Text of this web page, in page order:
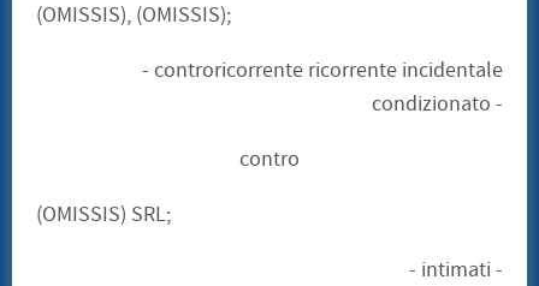
(OMISSIS), (OMISSIS);
- controricorrente ricorrente incidentale
condizionato -
contro
(OMISSIS) SRL;
- intimati -